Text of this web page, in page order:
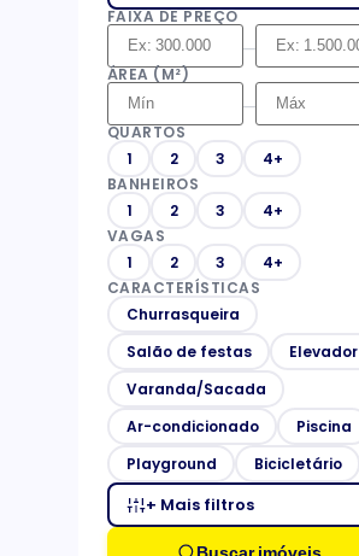
FAIXA DE PREÇO
–
ÁREA (M²)
–
QUARTOS
1
2 3
4+
BANHEIROS
1
2 3
4+
VAGAS
1
2 3
4+
CARACTERÍSTICAS
Churrasqueira
Salão de festas
Elevador
Varanda/Sacada
Ar-condicionado
Piscina
Playground
Bicicletário
+ Mais filtros